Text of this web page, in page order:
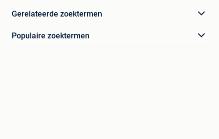
Gerelateerde zoektermen
Populaire zoektermen